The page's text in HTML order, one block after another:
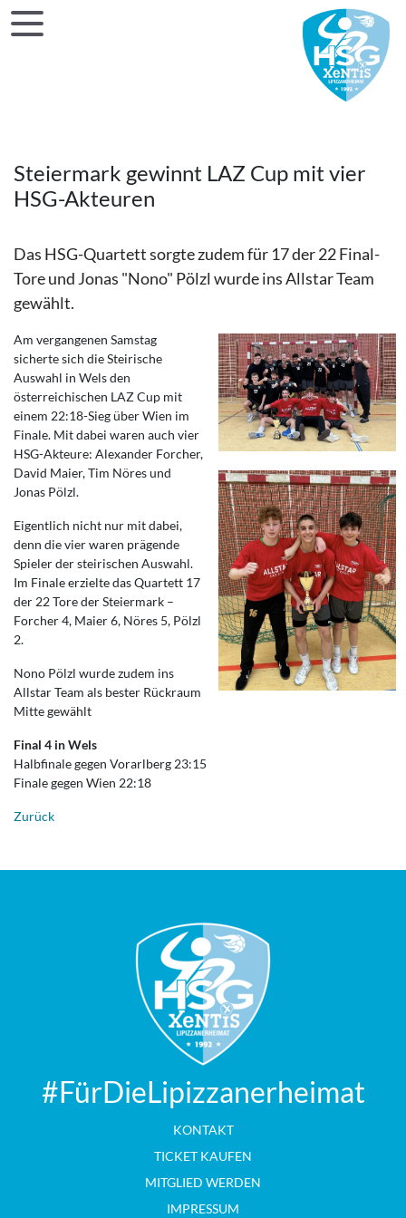
Steiermark gewinnt LAZ Cup mit vier
HSG-Akteuren
Das HSG-Quartett sorgte zudem für 17 der 22 Final-
Tore und Jonas "Nono" Pölzl wurde ins Allstar Team
gewählt.
Am vergangenen Samstag
sicherte sich die Steirische
Auswahl in Wels den
österreichischen LAZ Cup mit
einem 22:18-Sieg über Wien im
Finale. Mit dabei waren auch vier
HSG-Akteure: Alexander Forcher,
David Maier, Tim Nöres und
Jonas Pölzl.
Eigentlich nicht nur mit dabei,
denn die vier waren prägende
Spieler der steirischen Auswahl.
Im Finale erzielte das Quartett 17
der 22 Tore der Steiermark –
Forcher 4, Maier 6, Nöres 5, Pölzl
2.
Nono Pölzl wurde zudem ins
Allstar Team als bester Rückraum
Mitte gewählt
Final 4 in Wels
Halbfinale gegen Vorarlberg 23:15
Finale gegen Wien 22:18
Zurück
#FürDieLipizzanerheimat
KONTAKT
TICKET KAUFEN
MITGLIED WERDEN
IMPRESSUM